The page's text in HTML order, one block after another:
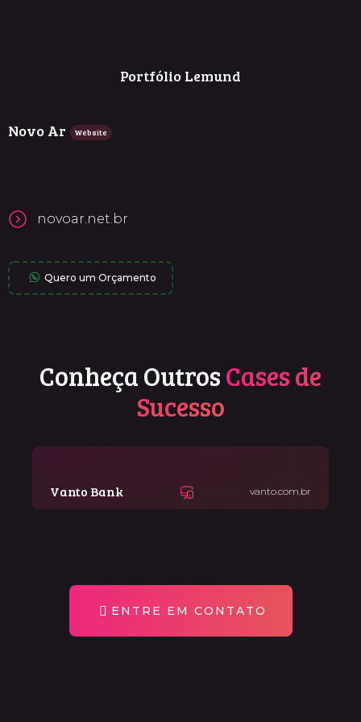
Portfólio Lemund
Novo Ar Website
novoar.net.br
Quero um Orçamento
Conheça OutrosCases de
Sucesso
Vanto Bank vanto.com.br
ENTRE EM CONTATO